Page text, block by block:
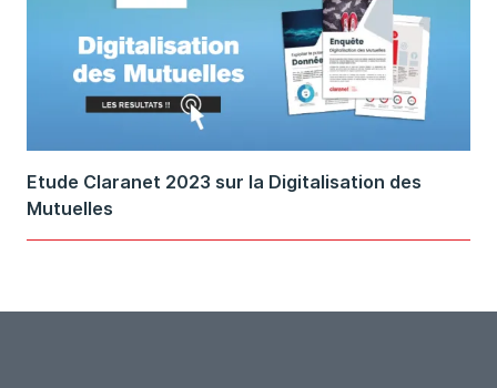
Etude Claranet 2023 sur la Digitalisation des
Mutuelles